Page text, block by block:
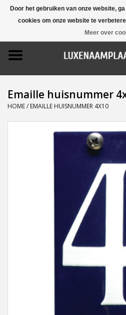
Home
Promoties
Naamborden
Emaille huisnummer
HOME/ EMAILLE HUISNUMMER 4X10
Door het gebruiken van onze website,
cookies om onze website te
Meer over